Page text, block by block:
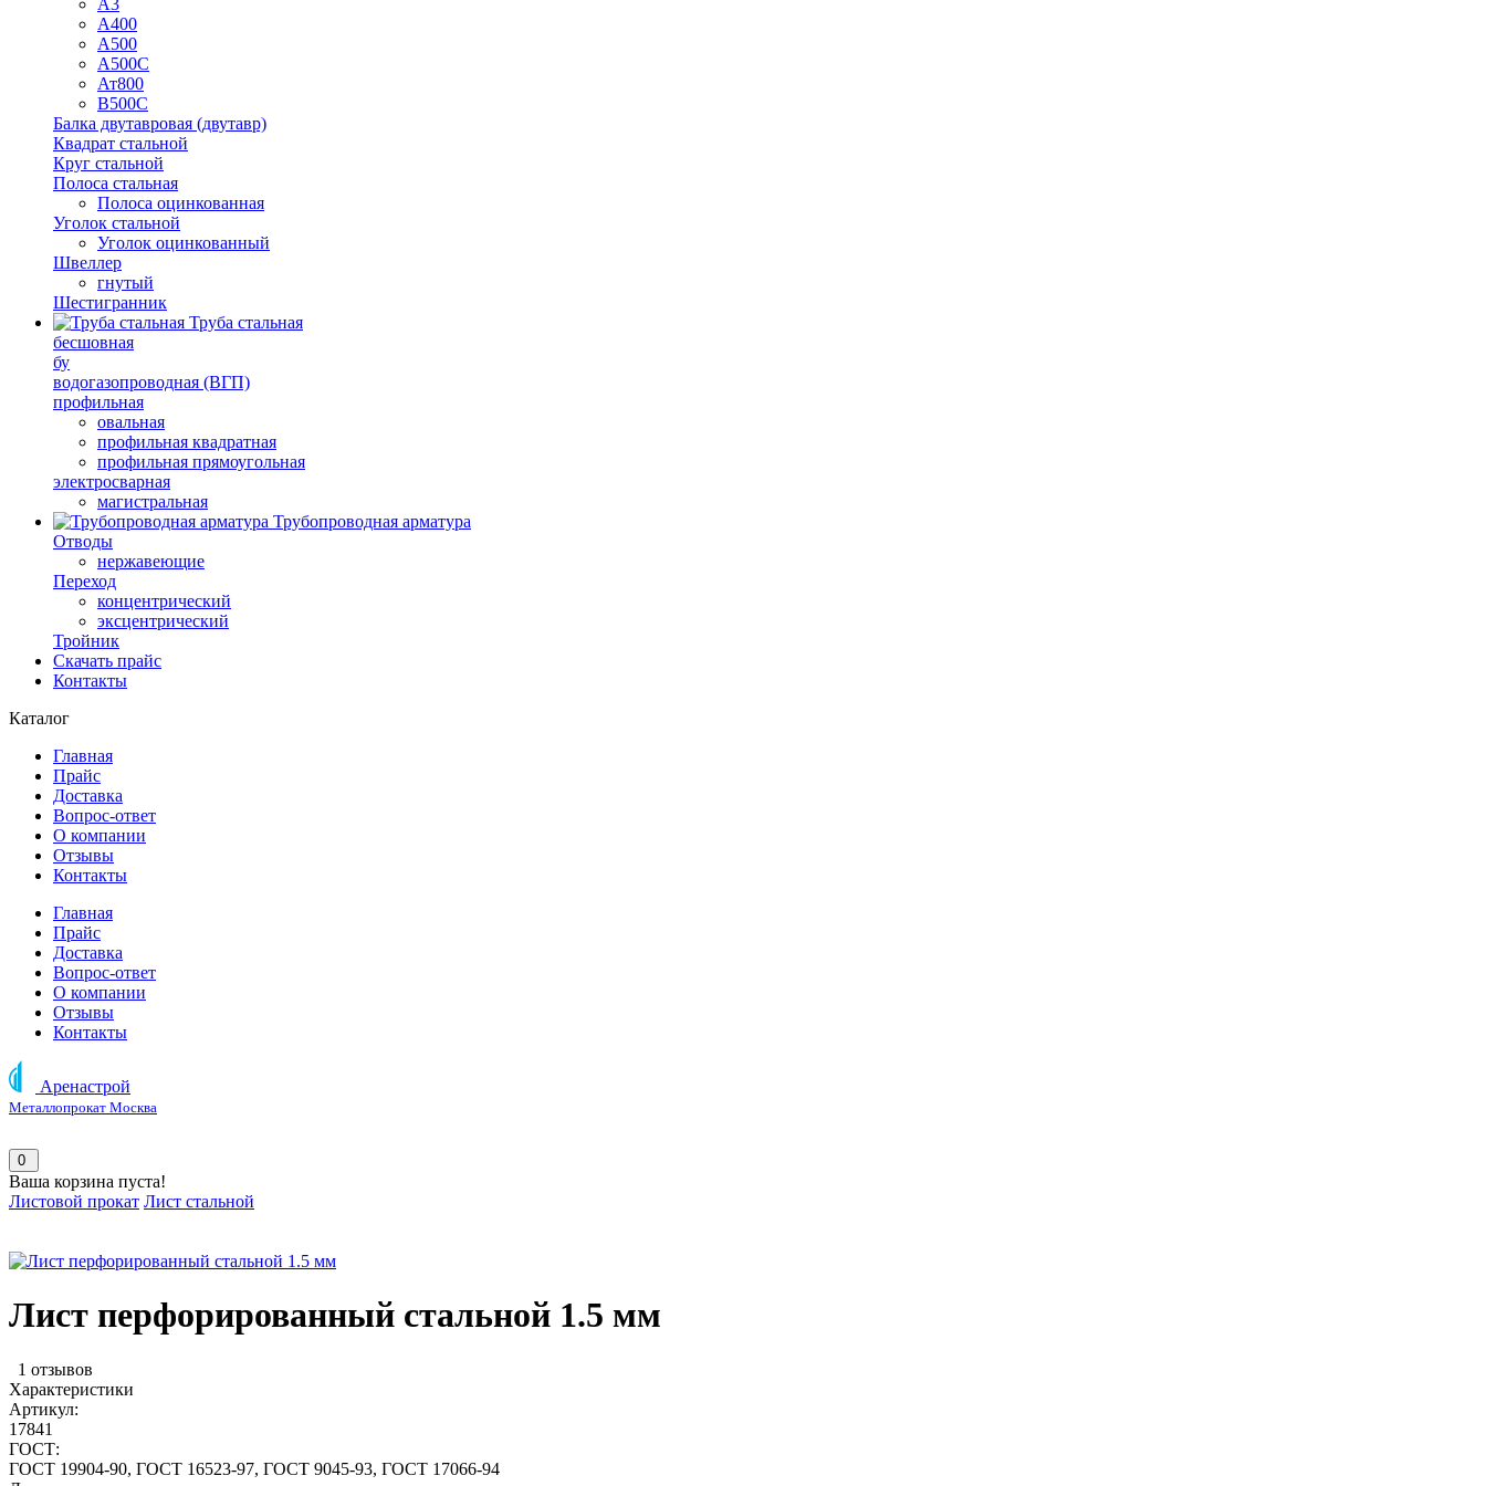
А3
А400
А500
А500С
Ат800
В500С
Балка двутавровая (двутавр)
Квадрат стальной
Круг стальной
Полоса стальная
Полоса оцинкованная
Уголок стальной
Уголок оцинкованный
Швеллер
гнутый
Шестигранник
Труба стальная
бесшовная
бу
водогазопроводная (ВГП)
профильная
овальная
профильная квадратная
профильная прямоугольная
электросварная
магистральная
Трубопроводная арматура
Отводы
нержавеющие
Переход
концентрический
эксцентрический
Тройник
Скачать прайс
Контакты
Каталог
Главная
Прайс
Доставка
Вопрос-ответ
О компании
Отзывы
Контакты
Главная
Прайс
Доставка
Вопрос-ответ
О компании
Отзывы
Контакты
Аренастрой
Металлопрокат Москва
0
Ваша корзина пуста!
Листовой прокат Лист стальной
Лист перфорированный стальной 1.5 мм
1 отзывов
Характеристики
Артикул:
17841
ГОСТ:
ГОСТ 19904-90, ГОСТ 16523-97, ГОСТ 9045-93, ГОСТ 17066-94